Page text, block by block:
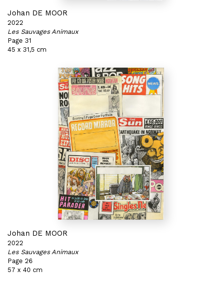
Johan DE MOOR
2022
Les Sauvages Animaux
Page 31
45 x 31,5 cm
Johan DE MOOR
2022
Les Sauvages Animaux
Page 26
57 x 40 cm